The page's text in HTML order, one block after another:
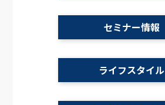
セミナー情報
ライフスタイル